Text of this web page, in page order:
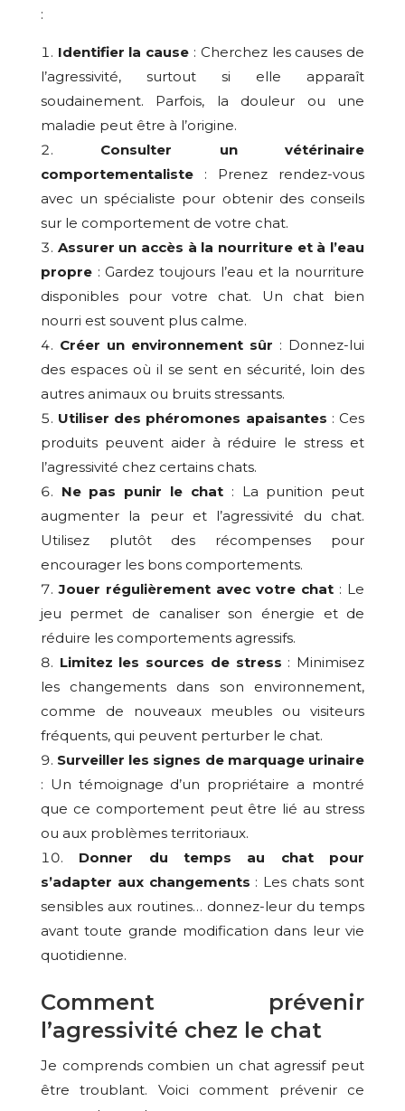
:
Identifier la cause : Cherchez les causes de
l’agressivité, surtout si elle apparaît
soudainement. Parfois, la douleur ou une
maladie peut être à l’origine.
Consulter un vétérinaire
comportementaliste: Prenez rendez-vous
avec un spécialiste pour obtenir des conseils
sur le comportement de votre chat.
Assurer un accès à la nourriture et à l’eau
propre: Gardez toujours l’eau et la nourriture
disponibles pour votre chat. Un chat bien
nourri est souvent plus calme.
Créer un environnement sûr : Donnez-lui
des espaces où il se sent en sécurité, loin des
autres animaux ou bruits stressants.
Utiliser des phéromones apaisantes : Ces
produits peuvent aider à réduire le stress et
l’agressivité chez certains chats.
Ne pas punir le chat: La punition peut
augmenter la peur et l’agressivité du chat.
Utilisez plutôt des récompenses pour
encourager les bons comportements.
Jouer régulièrement avec votre chat : Le
jeu permet de canaliser son énergie et de
réduire les comportements agressifs.
Limitez les sources de stress : Minimisez
les changements dans son environnement,
comme de nouveaux meubles ou visiteurs
fréquents, qui peuvent perturber le chat.
Surveiller les signes de marquage urinaire
: Un témoignage d’un propriétaire a montré
que ce comportement peut être lié au stress
ou aux problèmes territoriaux.
Donner du temps au chat pour
s’adapter aux changements : Les chats sont
sensibles aux routines… donnez-leur du temps
avant toute grande modification dans leur vie
quotidienne.
Comment prévenir
l’agressivité chez le chat
Je comprends combien un chat agressif peut
être troublant. Voici comment prévenir ce